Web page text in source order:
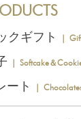
クギフト ｜
｜ Softcake＆
ート ｜